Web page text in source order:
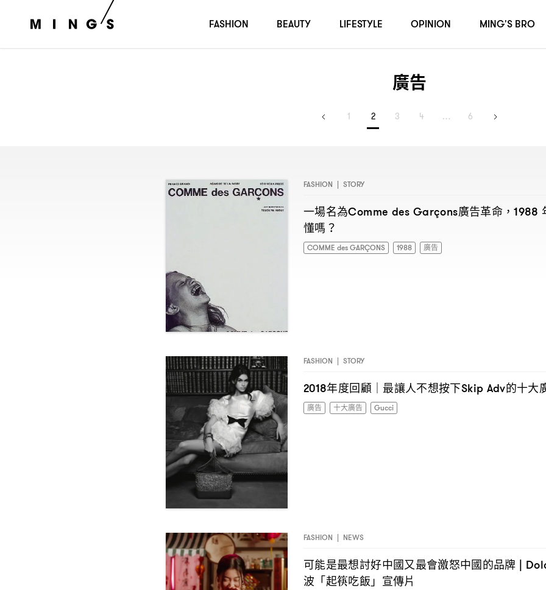
廣告
1 2 3 4 … 6
FASHION | STORY
一場名為Comme des Garçons廣告革命 ，1988
懂嗎 ？
COMME des GARÇONS 1988 廣告
FASHION | STORY
2018年度回顧 最讓人不想按下Skip Adv的十大
廣告 十大廣告 Gucci
FASHION | NEWS
可能是最想討好中國又最會激怒中國的品牌 |
波「起筷吃飯」宣傳片
FASHION BEAUTY LIFESTYLE OPINION MING'S BRO